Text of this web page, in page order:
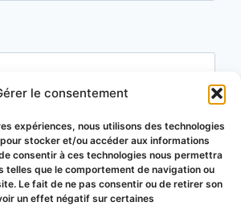
le consentement
expériences, nous utilisons des technologies
stocker et/ou accéder aux informations
consentir à ces technologies nous permettra
telles que le comportement de navigation ou
Le fait de ne pas consentir ou de retirer son
un effet négatif sur certaines
email, and website in this
the next time I comment.